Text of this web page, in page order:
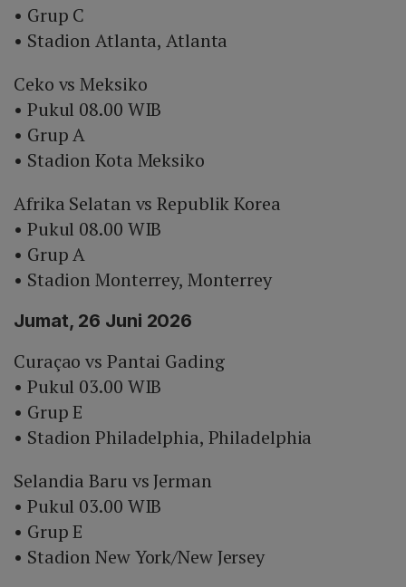
• Grup C
• Stadion Atlanta, Atlanta
Ceko vs Meksiko
• Pukul 08.00 WIB
• Grup A
• Stadion Kota Meksiko
Afrika Selatan vs Republik Korea
• Pukul 08.00 WIB
• Grup A
• Stadion Monterrey, Monterrey
Jumat, 26 Juni 2026
Curaçao vs Pantai Gading
• Pukul 03.00 WIB
• Grup E
• Stadion Philadelphia, Philadelphia
Selandia Baru vs Jerman
• Pukul 03.00 WIB
• Grup E
• Stadion New York/New Jersey